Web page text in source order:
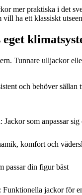
mer praktiska i det
ha ett klassiskt
Tunnare ulljackor
och behöver
Jackor som anpassar
komfort och
passar din figur bäst
Funktionella jackor för